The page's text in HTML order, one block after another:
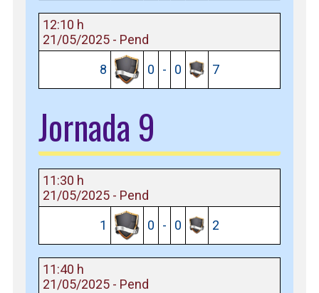
12:10 h
21/05/2025 - Pend
8
0 - 0 7
Jornada 9
11:30 h
21/05/2025 - Pend
1
0 - 0 2
11:40 h
21/05/2025 - Pend